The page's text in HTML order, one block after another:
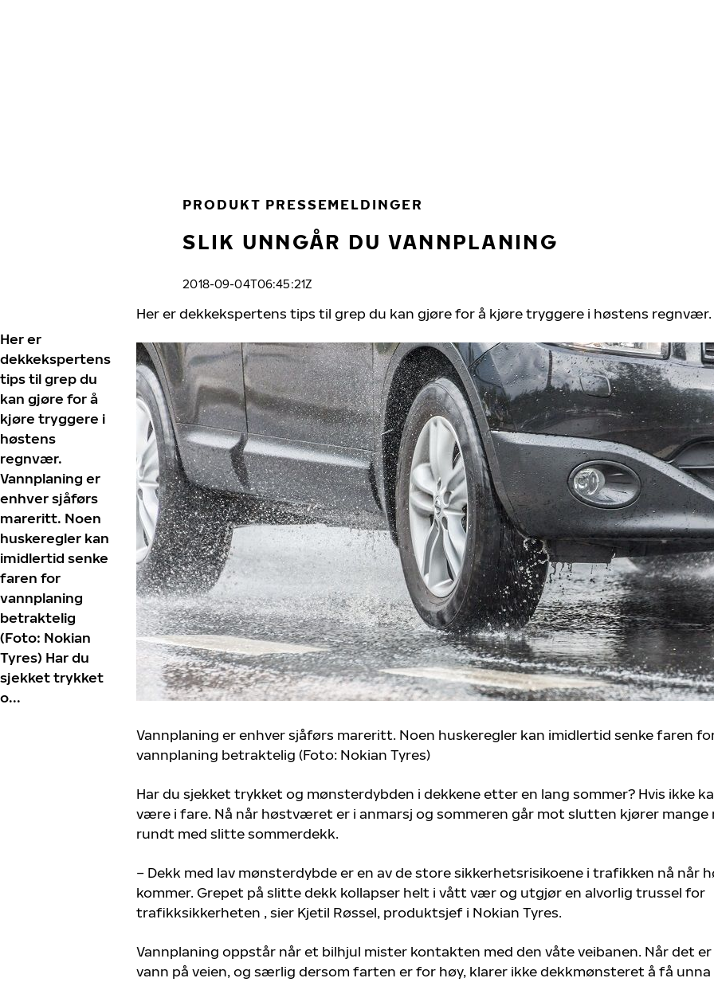
PRODUKT PRESSEMELDINGER
SLIK UNNGÅR DU VANNPLANING
2018-09-04T06:45:21Z
Her er
dekkekspertens
tips til grep du
kan gjøre for å
kjøre tryggere i
høstens
regnvær.
Vannplaning er
enhver sjåførs
mareritt. Noen
huskeregler kan
imidlertid senke
faren for
vannplaning
betraktelig
(Foto: Nokian
Tyres) Har du
sjekket trykket
o...
Her er dekkekspertens tips til grep du kan gjøre for å kjøre tryggere i høstens regnvær.
Vannplaning er enhver sjåførs mareritt. Noen huskeregler kan imidlertid senke faren
vannplaning betraktelig (Foto: Nokian Tyres)
Har du sjekket trykket og mønsterdybden i dekkene etter en lang sommer? Hvis ikke
være i fare. Nå når høstværet er i anmarsj og sommeren går mot slutten kjører mange
rundt med slitte sommerdekk.
– Dekk med lav mønsterdybde er en av de store sikkerhetsrisikoene i trafikken nå når
kommer. Grepet på slitte dekk kollapser helt i vått vær og utgjør en alvorlig trussel for
trafikksikkerheten , sier Kjetil Røssel, produktsjef i Nokian Tyres.
Vannplaning oppstår når et bilhjul mister kontakten med den våte veibanen. Når det er
vann på veien, og særlig dersom farten er for høy, klarer ikke dekkmønsteret å få unna